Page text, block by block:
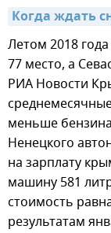
Когда ждать
Летом 2018
77 место, а
РИА Новости
меньше
Ненецкого
на зарплату
машину 581
стоимость
результатам